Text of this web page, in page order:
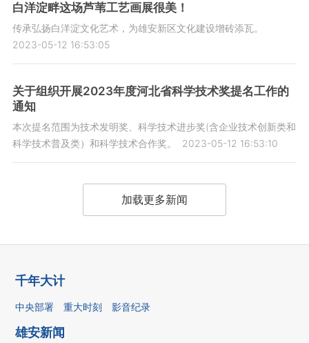
白洋淀畔这场芦苇工艺画展很美！
传承弘扬白洋淀文化艺术，为雄安新区文化建设增砖添瓦。
2023-05-12 16:53:05
关于组织开展2023年度河北省科学技术奖提名工作的
通知
本次提名范围为技术发明奖、科学技术进步奖(含企业技术创新类和
科学技术普及类）和科学技术合作奖。
2023-05-12 16:53:10
加载更多新闻
千年大计
中央部署 重大时刻 影音纪录
雄安新闻